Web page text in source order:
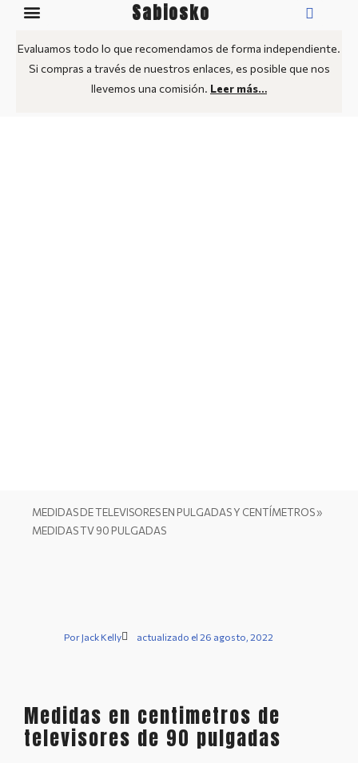
Sabiosko
Evaluamos todo lo que recomendamos de forma independiente.
Si compras a través de nuestros enlaces, es posible que nos
llevemos una comisión. Leer más…
MEDIDAS DE TELEVISORES EN PULGADAS Y CENTÍMETROS»
MEDIDAS TV 90 PULGADAS
Por Jack Kelly actualizado el 26 agosto, 2022
Medidas en centimetros de
televisores de 90 pulgadas